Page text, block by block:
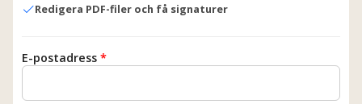
Redigera PDF-filer och få signaturer
E-postadress*